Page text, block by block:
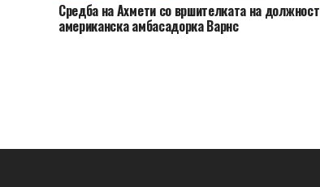
Средба на Ахмети со вршителката на должност
американска амбасадорка Варнс